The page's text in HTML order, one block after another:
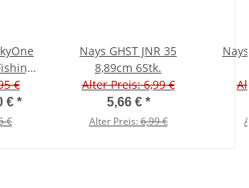
€
€ *
€
Nays GHST JNR 35
8,89cm 6Stk.
Alter Preis: 6,99 €
5,66 € *
Alter Preis:6,99 €